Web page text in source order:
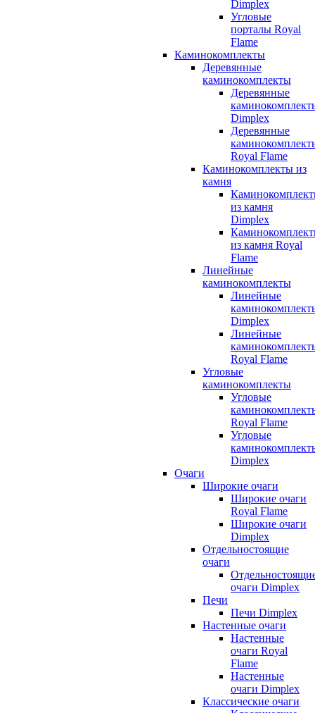
Dimplex
Угловые
порталы Royal
Flame
Каминокомплекты
Деревянные
каминокомплекты
Деревянные
Dimplex
Деревянные
Royal Flame
Каминокомплекты из
камня
из камня
Dimplex
из камня Royal
Flame
Линейные
каминокомплекты
Линейные
Dimplex
Линейные
Royal Flame
Угловые
каминокомплекты
Угловые
Royal Flame
Угловые
Dimplex
Очаги
Широкие очаги
Широкие очаги
Royal Flame
Широкие очаги
Dimplex
Отдельностоящие
очаги
очаги Dimplex
Печи
Печи Dimplex
Настенные очаги
Настенные
очаги Royal
Flame
Настенные
очаги Dimplex
Классические очаги